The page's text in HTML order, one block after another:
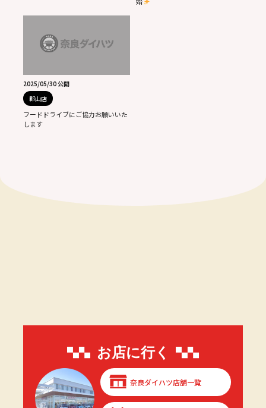
2025/05/30 公開
郡山店
フードドライブにご協力お願いいた
します
お店に行く
奈良ダイハツ店舗一覧